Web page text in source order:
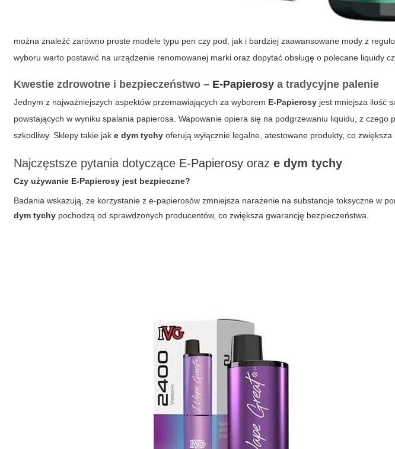
można znaleźć zarówno proste modele typu pen czy pod, jak i bardziej zaawansowane mody z
wyboru warto postawić na urządzenie renomowanej marki oraz dopytać obsługę o polecane liquidy
Kwestie zdrowotne i bezpieczeństwo – E-Papierosy a tradycyjne palenie
Jednym z najważniejszych aspektów przemawiających za wyborem E-Papierosy jest mniejsza ilość
powstających w wyniku spalania papierosa. Wapowanie opiera się na podgrzewaniu liquidu, z czego
szkodliwy. Sklepy takie jake dym tychy oferują wyłącznie legalne, atestowane produkty, co
Najczęstsze pytania dotyczące E-Papierosy oraze dym tychy
Czy używanie E-Papierosy jest bezpieczne?
Badania wskazują, że korzystanie z e-papierosów zmniejsza narażenie na substancje toksyczne w
dym tychy pochodzą od sprawdzonych producentów, co zwiększa gwarancję bezpieczeństwa.